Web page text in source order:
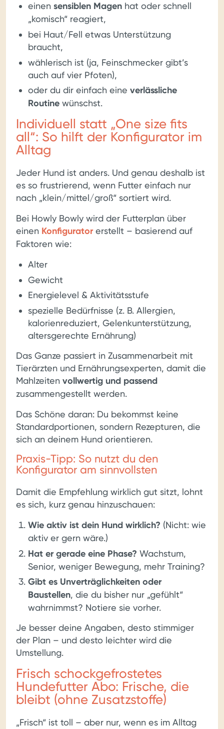
einen sensiblen Magen hat oder schnell
„komisch“ reagiert,
bei Haut/Fell etwas Unterstützung
braucht,
wählerisch ist (ja, Feinschmecker gibt’s
auch auf vier Pfoten),
oder du dir einfach eine verlässliche
Routine wünschst.
Individuell statt „One size fits
all“: So hilft der Konfigurator im
Alltag
Jeder Hund ist anders. Und genau deshalb ist
es so frustrierend, wenn Futter einfach nur
nach „klein/mittel/groß“ sortiert wird.
Bei Howly Bowly wird der Futterplan über
einen Konfigurator erstellt – basierend auf
Faktoren wie:
Alter
Gewicht
Energielevel & Aktivitätsstufe
spezielle Bedürfnisse (z. B. Allergien,
kalorienreduziert, Gelenkunterstützung,
altersgerechte Ernährung)
Das Ganze passiert in Zusammenarbeit mit
Tierärzten und Ernährungsexperten, damit die
Mahlzeiten vollwertig und passend
zusammengestellt werden.
Das Schöne daran: Du bekommst keine
Standardportionen, sondern Rezepturen, die
sich an deinem Hund orientieren.
Praxis-Tipp: So nutzt du den
Konfigurator am sinnvollsten
Damit die Empfehlung wirklich gut sitzt, lohnt
es sich, kurz genau hinzuschauen:
Wie aktiv ist dein Hund wirklich? (Nicht: wie
aktiv er gern wäre.)
Hat er gerade eine Phase? Wachstum,
Senior, weniger Bewegung, mehr Training?
Gibt es Unverträglichkeiten oder
Baustellen, die du bisher nur „gefühlt“
wahrnimmst? Notiere sie vorher.
Je besser deine Angaben, desto stimmiger
der Plan – und desto leichter wird die
Umstellung.
Frisch schockgefrostetes
Hundefutter Abo: Frische, die
bleibt (ohne Zusatzstoffe)
„Frisch“ ist toll – aber nur, wenn es im Alltag